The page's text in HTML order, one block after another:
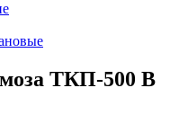
ТКП-500 В